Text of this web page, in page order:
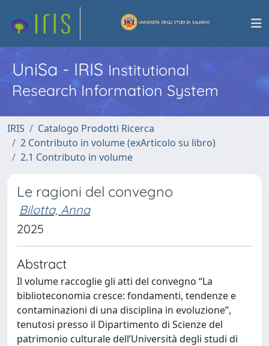
UniSa - IRISInstitutional
Research Information System
IRIS
Catalogo Prodotti Ricerca
2 Contributo in volume (exArticolo su libro)
2.1 Contributo in volume
Le ragioni del convegno
Bilotta, Anna
2025
Abstract
Il volume raccoglie gli atti del convegno “La
biblioteconomia cresce: fondamenti, tendenze e
contaminazioni di una disciplina in evoluzione”,
tenutosi presso il Dipartimento di Scienze del
patrimonio culturale dell’Università degli studi di